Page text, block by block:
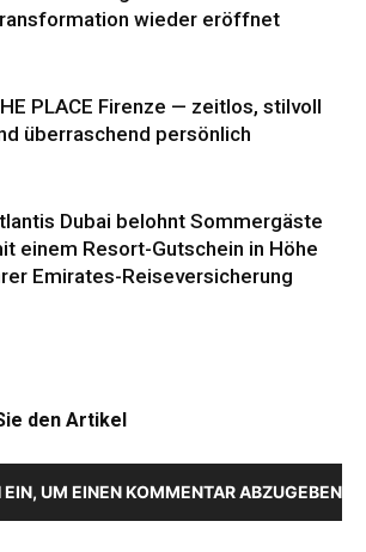
wieder eröffnet
PLACE Firenze — zeitlos, stilvoll
überraschend persönlich
Dubai belohnt Sommergäste
einem Resort-Gutschein in Höhe
Emirates-Reiseversicherung
den Artikel
UM EINEN KOMMENTAR ABZUGEBEN